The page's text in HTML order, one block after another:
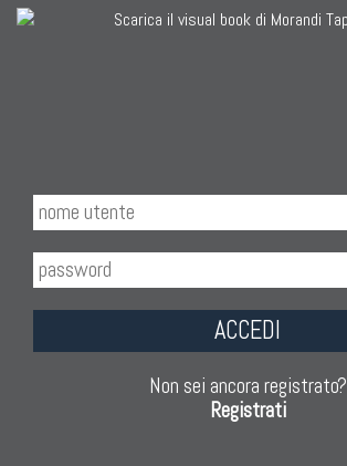
ACCEDI
Non sei ancora registrato?
Registrati